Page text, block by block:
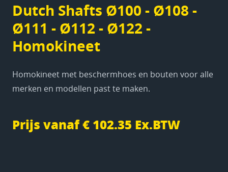
Dutch Shafts Ø100 - Ø108 -
Ø111 - Ø112 - Ø122 -
Homokineet
Homokineet met beschermhoes en bouten voor alle
merken en modellen past te maken.
Prijs vanaf € 102.35 Ex.BTW